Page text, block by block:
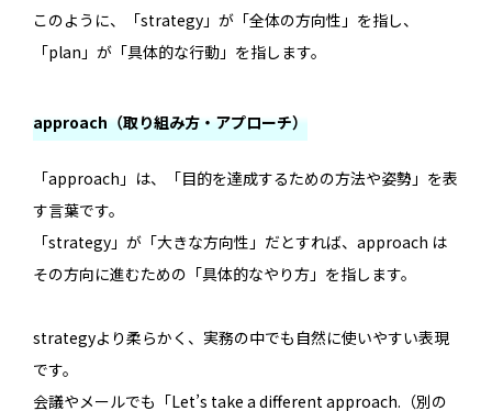
このように、「strategy」が「全体の方向性」を指し、
「plan」が「具体的な行動」を指します。
approach（取り組み方・アプローチ）
「approach」は、「目的を達成するための方法や姿勢」を表
す言葉です。
「strategy」が「大きな方向性」だとすれば、approach は
その方向に進むための「具体的なやり方」を指します。
strategyより柔らかく、実務の中でも自然に使いやすい表現
です。
会議やメールでも「Let’s take a different approach.（別の